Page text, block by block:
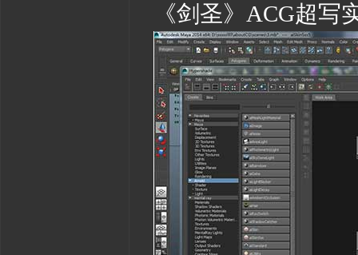
《剑圣》ACG超写